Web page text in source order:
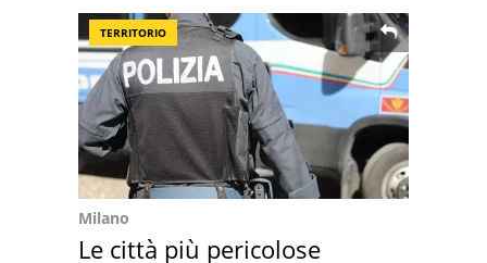
TERRITORIO
Milano
Le città più pericolose